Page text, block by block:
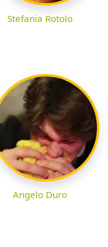
Stefania Rotolo
Angelo Duro